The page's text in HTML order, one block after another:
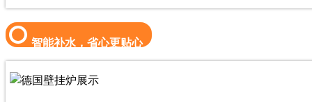
智能补水，省心更贴心